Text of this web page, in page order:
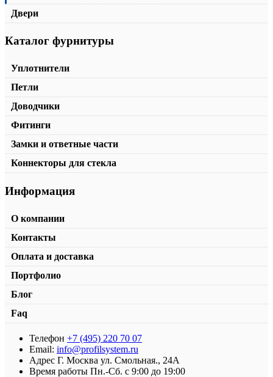
Верхняя направляющая KD1-06
от519,00₽/пог.м.
Двери
Каталог фурнитуры
Уплотнители
Петли
Доводчики
Фитинги
Замки и ответные части
Коннекторы для стекла
Информация
О компании
Контакты
Оплата и доставка
Портфолио
Блог
Faq
Телефон +7 (495) 220 70 07
Email: info@profilsystem.ru
Адрес Г. Москва ул. Смольная., 24А
Время работы Пн.-Сб. с 9:00 до 19:00